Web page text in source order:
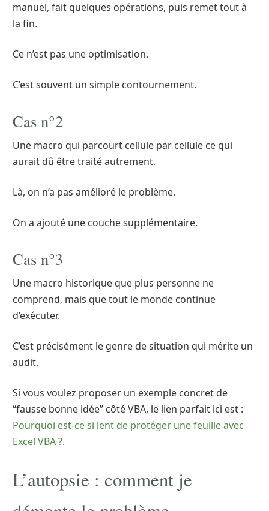
manuel, fait quelques opérations, puis remet tout à
la fin.
Ce n’est pas une optimisation.
C’est souvent un simple contournement.
Cas n°2
Une macro qui parcourt cellule par cellule ce qui
aurait dû être traité autrement.
Là, on n’a pas amélioré le problème.
On a ajouté une couche supplémentaire.
Cas n°3
Une macro historique que plus personne ne
comprend, mais que tout le monde continue
d’exécuter.
C’est précisément le genre de situation qui mérite un
audit.
Si vous voulez proposer un exemple concret de
“fausse bonne idée” côté VBA, le lien parfait ici est :
Pourquoi est-ce si lent de protéger une feuille avec
Excel VBA ?.
L’autopsie : comment je